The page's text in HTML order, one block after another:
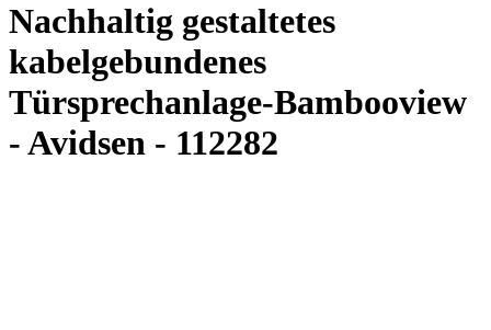
Nachhaltig gestaltetes
kabelgebundenes
Türsprechanlage-Bambooview
- Avidsen - 112282